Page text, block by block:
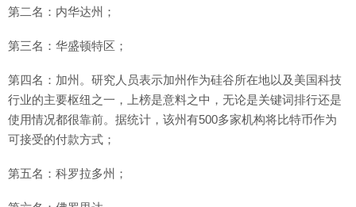
第二名：内华达州；
第三名：华盛顿特区；
第四名：加州。研究人员表示加州作为硅谷所在地以及美国科技
行业的主要枢纽之一，上榜是意料之中，无论是关键词排行还是
使用情况都很靠前。据统计，该州有500多家机构将比特币作为
可接受的付款方式；
第五名：科罗拉多州；